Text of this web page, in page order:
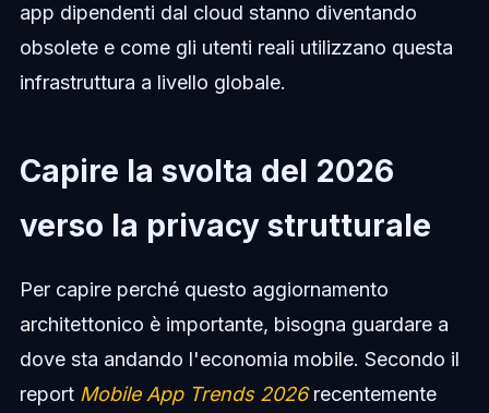
app dipendenti dal cloud stanno diventando
obsolete e come gli utenti reali utilizzano questa
infrastruttura a livello globale.
Capire la svolta del 2026
verso la privacy strutturale
Per capire perché questo aggiornamento
architettonico è importante, bisogna guardare a
dove sta andando l'economia mobile. Secondo il
report Mobile App Trends 2026recentemente